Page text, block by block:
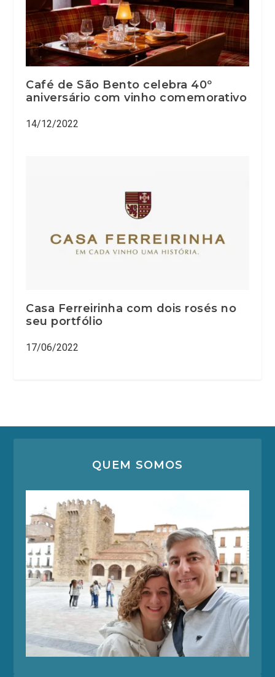
Café de São Bento celebra 40º
aniversário com vinho comemorativo
14/12/2022
Casa Ferreirinha com dois rosés no
seu portfólio
17/06/2022
QUEM SOMOS